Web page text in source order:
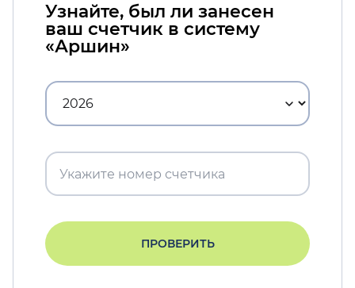
Узнайте, был ли занесен
ваш счетчик в систему
«Аршин»
ПРОВЕРИТЬ